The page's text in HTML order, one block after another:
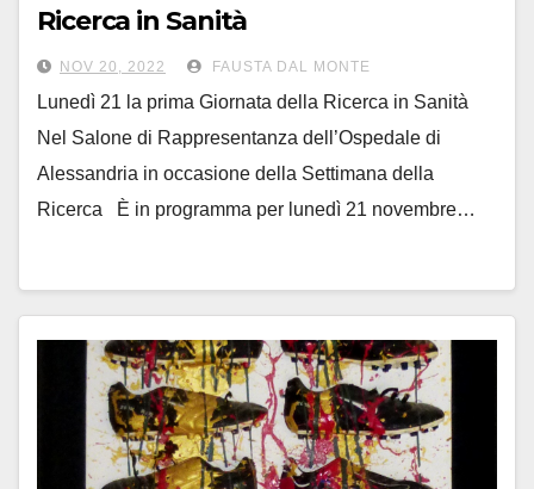
Ricerca in Sanità
NOV 20, 2022 FAUSTA DAL MONTE
Lunedì 21 la prima Giornata della Ricerca in Sanità
Nel Salone di Rappresentanza dell’Ospedale di
Alessandria in occasione della Settimana della
Ricerca È in programma per lunedì 21 novembre…